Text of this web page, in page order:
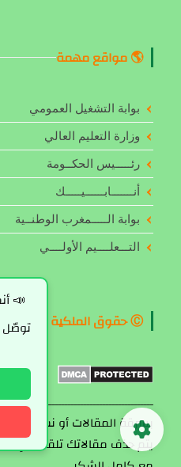
🌎 مواقع مهمة
بوابة التشغيل العمومي
وزارة التعليم العالي
رئـــــيس الحكــومة
أنـــــــابــــــيـــــك
بوابة الـــــمغرب الوطنــية
التـــعلــــيم الأولــــي
Ⓒ حقوق الملكية الفكرية
بسرقة المقالات أو نسخ
يتم حذف مقالاتك تلقائيا
📣
توصّل